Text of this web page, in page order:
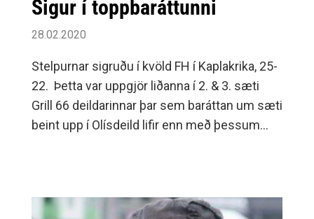
Sigur í toppbaráttunni
28.02.2020
Stelpurnar sigruðu í kvöld FH í Kaplakrika, 25-
22. Þetta var uppgjör liðanna í 2. & 3. sæti
Grill 66 deildarinnar þar sem baráttan um sæti
beint upp í Olísdeild lifir enn með þessum
Gestirnir frá Selfossi náðu þó fljótt